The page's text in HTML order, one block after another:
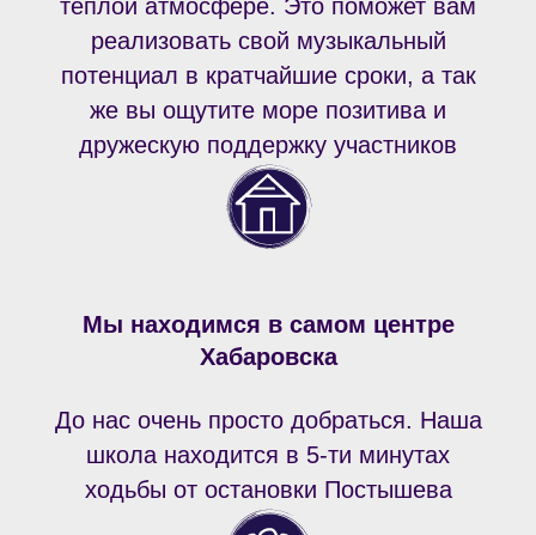
теплой атмосфере. Это поможет вам
реализовать свой музыкальный
потенциал в кратчайшие сроки, а так
же вы ощутите море позитива и
дружескую поддержку участников
Мы находимся в самом центре
Хабаровска
До нас очень просто добраться. Наша
школа находится в 5-ти минутах
ходьбы от остановки Постышева